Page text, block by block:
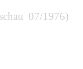
07/1976)